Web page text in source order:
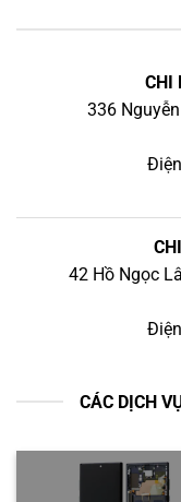
CHI
336
42 Hồ Ngọc
CÁC DỊCH